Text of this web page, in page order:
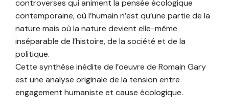
controverses qui animent la pensée écologique
contemporaine, où l’humain n’est qu’une partie de la
nature mais où la nature devient elle-même
inséparable de l’histoire, de la société et de la
politique.
Cette synthèse inédite de l’oeuvre de Romain Gary
est une analyse originale de la tension entre
engagement humaniste et cause écologique.